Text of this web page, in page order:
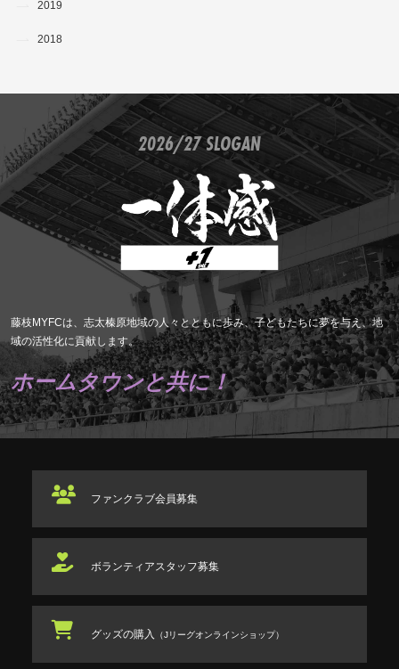
2019
2018
2026/27 SLOGAN
藤枝MYFCは、志太榛原地域の人々とともに歩み、子どもたちに夢を与え、地
域の活性化に貢献します。
ホームタウンと共に！
ファンクラブ会員募集
ボランティアスタッフ募集
グッズの購入 （Jリーグオンラインショップ）